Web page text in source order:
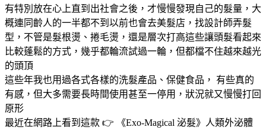
有特別放在心上直到出社會之後，才慢慢發現自己的髮量，大
概連同齡人的一半都不到以前也會去美髮店，找設計師弄髮
型，不管是髮根燙、捲毛燙，還是層次打高這些讓頭髮看起來
比較蓬鬆的方式，幾乎都輪流試過一輪，但都檔不住越來越光
的頭頂
這些年我也用過各式各樣的洗髮產品、保健食品， 有些真的
有感，但大多需要長時間使用甚至一停用，狀況就又慢慢打回
原形
最近在網路上看到這款 👉 《Exo-Magical 泌髮》人類外泌體